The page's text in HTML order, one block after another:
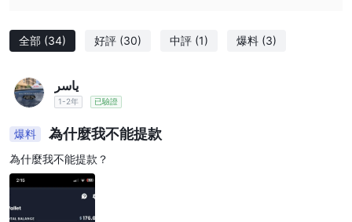
全部 (34) 好評 (30) 中評 (1) 爆料 (3)
ياسر
1-2年 已驗證
爆料 為什麼我不能提款
為什麼我不能提款？